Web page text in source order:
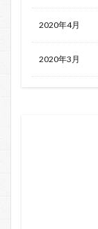
2020年4月
2020年3月